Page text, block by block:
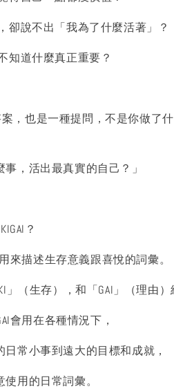
卻說不出「我為了什麼活著」？
知道什麼真正重要？
案，也是一種提問，不是你做了
事，活出最真實的自己？」
？
來描述生存意義跟喜悅的詞彙。
」（生存），和「GAI」（理由）
會用在各種情況下，
常小事到遠大的目標和成就，
用的日常詞彙。